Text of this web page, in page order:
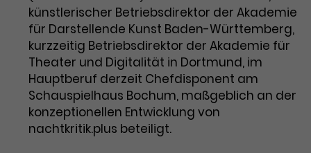
künstlerischer Betriebsdirektor der Akademie
für Darstellende Kunst Baden-Württemberg,
kurzzeitig Betriebsdirektor der Akademie für
Theater und Digitalität in Dortmund, im
Hauptberuf derzeit Chefdisponent am
Schauspielhaus Bochum, maßgeblich an der
konzeptionellen Entwicklung von
nachtkritik.plus beteiligt.